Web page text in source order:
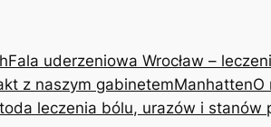
Fala uderzeniowa Wrocław –
z naszym gabinetemManhattenO
leczenia bólu, urazów i stanów